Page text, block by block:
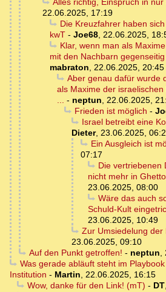
Alles richtig, Einspruch in nur
22.06.2025, 17:19
Die Kreuzfahrer haben
kwT - Joe68, 22.06.2025,
Klar, wenn man als
mit den Nachbarn
mabraton, 22.06.2025, 20:45
Aber genau dafür wurde
als Maxime der
... - neptun, 22.06.2025,
Frieden ist möglich -
Israel betreibt eine
Dieter, 23.06.2025,
Ein Ausgleich ist
07:17
Die vertriebenen
nicht mehr in
23.06.2025, 08:00
Wäre das auch
Schuld-Kult
23.06.2025, 10:49
Zur Umsiedelung der
23.06.2025, 09:10
Auf den Punkt getroffen! - neptun,
Was gerade abläuft steht im
Institution - Martin, 22.06.2025, 16:15
Wow, danke für den Link! (mT) - DT,